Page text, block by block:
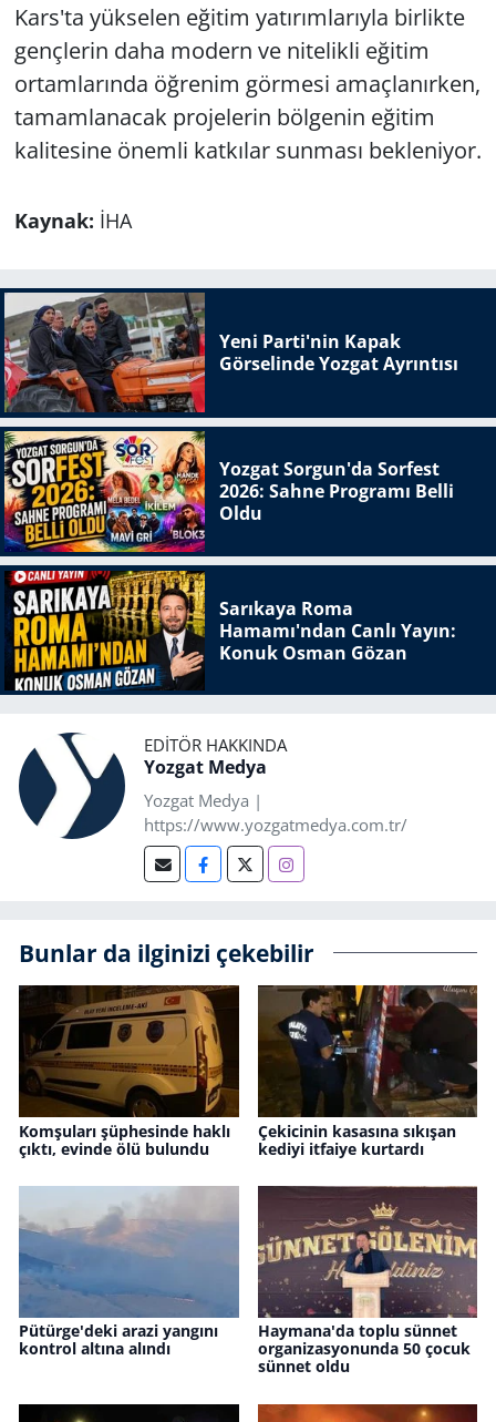
Kars'ta yükselen eğitim yatırımlarıyla birlikte
gençlerin daha modern ve nitelikli eğitim
ortamlarında öğrenim görmesi amaçlanırken,
tamamlanacak projelerin bölgenin eğitim
kalitesine önemli katkılar sunması bekleniyor.
Kaynak: İHA
Yeni Parti'nin Kapak
Görselinde Yozgat Ayrıntısı
Yozgat Sorgun'da Sorfest
2026: Sahne Programı Belli
Oldu
Sarıkaya Roma
Hamamı'ndan Canlı Yayın:
Konuk Osman Gözan
EDITÖR HAKKINDA
Yozgat Medya
Yozgat Medya |
https://www.yozgatmedya.com.tr/
Bunlar da ilginizi çekebilir
Komşuları şüphesinde haklı
çıktı, evinde ölü bulundu
Çekicinin kasasına sıkışan
kediyi itfaiye kurtardı
Pütürge'deki arazi yangını
kontrol altına alındı
Haymana'da toplu sünnet
organizasyonunda 50 çocuk
sünnet oldu